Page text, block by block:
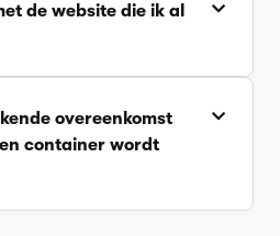
de website die ik al
overeenkomst
container wordt